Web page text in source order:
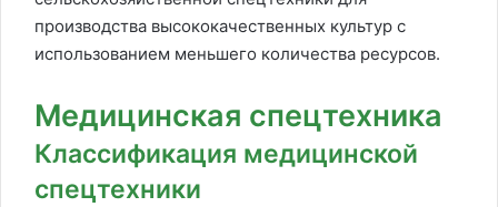
производства высококачественных культур с
использованием меньшего количества ресурсов.
Медицинская спецтехника
Классификация медицинской
спецтехники